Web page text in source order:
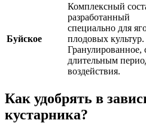
Буйское
Комплексный
разработанный
специально для
плодовых культур.
Гранулированное,
длительным
воздействия.
Как удобрять в
кустарника?